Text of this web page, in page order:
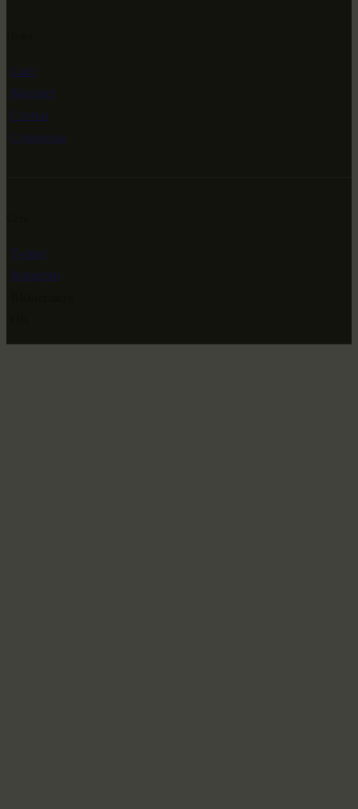
Сайт
Контакт
Статьи
Сувениры
Twitter
Instagram